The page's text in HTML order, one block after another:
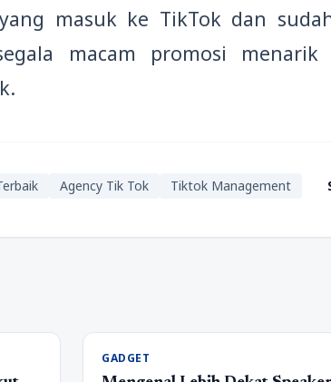
masuk ke TikTok dan
macam promosi menarik
Agency Tik Tok Tiktok Management
GADGET